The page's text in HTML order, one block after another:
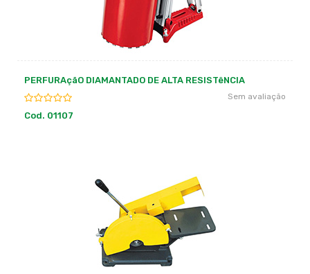
PERFURAçãO DIAMANTADO DE ALTA RESISTêNCIA
Sem avaliação
Cod. 01107